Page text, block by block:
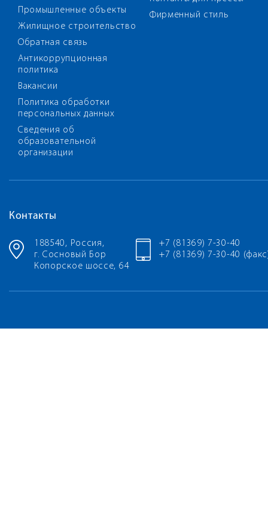
Промышленные объекты
Жилищное строительство
Обратная связь
Антикоррупционная
политика
Вакансии
Политика обработки
персональных данных
Сведения об
образовательной
организации
Фирменный стиль
Контакты
188540, Россия,
г. Сосновый Бор
Копорское шоссе, 64
+7 (81369) 7-30-40
+7 (81369) 7-30-40